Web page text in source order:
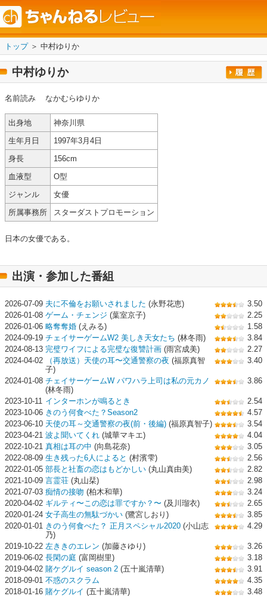
トップ＞ 中村ゆりか
中村ゆりか
名前読み なかむらゆりか
出身地
神奈川県
生年月日
1997年3月4日
身長
156cm
血液型
O型
ジャンル
女優
所属事務所
スターダストプロモーション
日本の女優である。
出演・参加した番組
2026-07-09 夫に不倫をお願いされました (永野花恵)
3.50
2026-01-08 ゲーム・チェンジ (葉室京子)
2.25
2026-01-06 略奪奪婚 (えみる)
1.58
2024-09-19 チェイサーゲームW2 美しき天女たち (林冬雨)
3.84
2024-08-13 完璧ワイフによる完璧な復讐計画 (雨宮成美)
2.27
2024-04-02
（再放送）天使の耳〜交通警察の夜 (福原真智
子)
3.40
2024-01-08 チェイサーゲームW パワハラ上司は私の元カノ
(林冬雨)
3.86
2023-10-11 インターホンが鳴るとき
2.54
2023-10-06 きのう何食べた？Season2
4.57
2023-06-10 天使の耳～交通警察の夜(前・後編) (福原真智子)
3.54
2023-04-21 波よ聞いてくれ (城華マキエ)
4.04
2022-10-21 真相は耳の中 (向島花奈)
3.05
2022-08-09 生き残った6人によると (村濱雫)
2.56
2022-01-05 部長と社畜の恋はもどかしい (丸山真由美)
2.82
2021-10-09 言霊荘 (丸山栞)
2.98
2021-07-03 痴情の接吻 (柏木和華)
3.24
2020-04-02 ギルティ〜この恋は罪ですか？〜 (及川瑠衣)
2.65
2020-01-24 女子高生の無駄づかい (鷺宮しおり)
3.85
2020-01-01 きのう何食べた？ 正月スペシャル2020 (小山志
乃)
4.29
2019-10-22 左ききのエレン (加藤さゆり)
3.26
2019-06-02 長閑の庭 (富岡樹里)
3.18
2019-04-02 賭ケグルイ season 2 (五十嵐清華)
3.91
2018-09-01 不惑のスクラム
4.35
2018-01-16 賭ケグルイ (五十嵐清華)
3.48